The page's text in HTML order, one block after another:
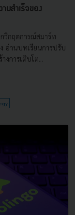
มสำเร็จของ
วิกฤตการณ์สมาร์ท
อ่านบทเรียนการปรับ
การเติบโต...